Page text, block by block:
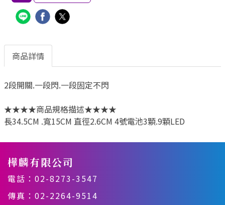
商品詳情
2段開關.一段閃.一段固定不閃
★★★★商品規格描述★★★★
長34.5CM .寬15CM 直徑2.6CM 4號電池3顆.9顆LED
樺麟有限公司
電話： 02-8273-3547
傳真：02-2264-9514